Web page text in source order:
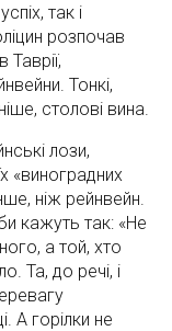
так і
розпочав
Тонкі,
столові вина.
лози,
«виноградних
ніж рейнвейн.
кажуть так: «Не
а той, хто
Та, до речі, і
А горілки не